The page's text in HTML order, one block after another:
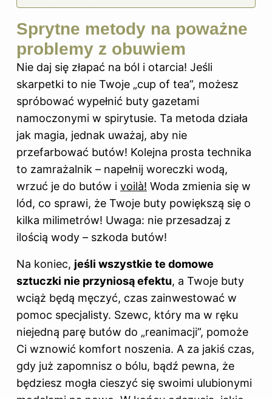
Sprytne metody na poważne
problemy z obuwiem
Nie daj się złapać na ból i otarcia! Jeśli
skarpetki to nie Twoje „cup of tea”, możesz
spróbować wypełnić buty gazetami
namoczonymi w spirytusie. Ta metoda działa
jak magia, jednak uważaj, aby nie
przefarbować butów! Kolejna prosta technika
to zamrażalnik – napełnij woreczki wodą,
wrzuć je do butów i voilà! Woda zmienia się w
lód, co sprawi, że Twoje buty powiększą się o
kilka milimetrów! Uwaga: nie przesadzaj z
ilością wody – szkoda butów!
Na koniec, jeśli wszystkie te domowe
sztuczki nie przyniosą efektu, a Twoje buty
wciąż będą męczyć, czas zainwestować w
pomoc specjalisty. Szewc, który ma w ręku
niejedną parę butów do „reanimacji”, pomoże
Ci wznowić komfort noszenia. A za jakiś czas,
gdy już zapomnisz o bólu, bądź pewna, że
będziesz mogła cieszyć się swoimi ulubionymi